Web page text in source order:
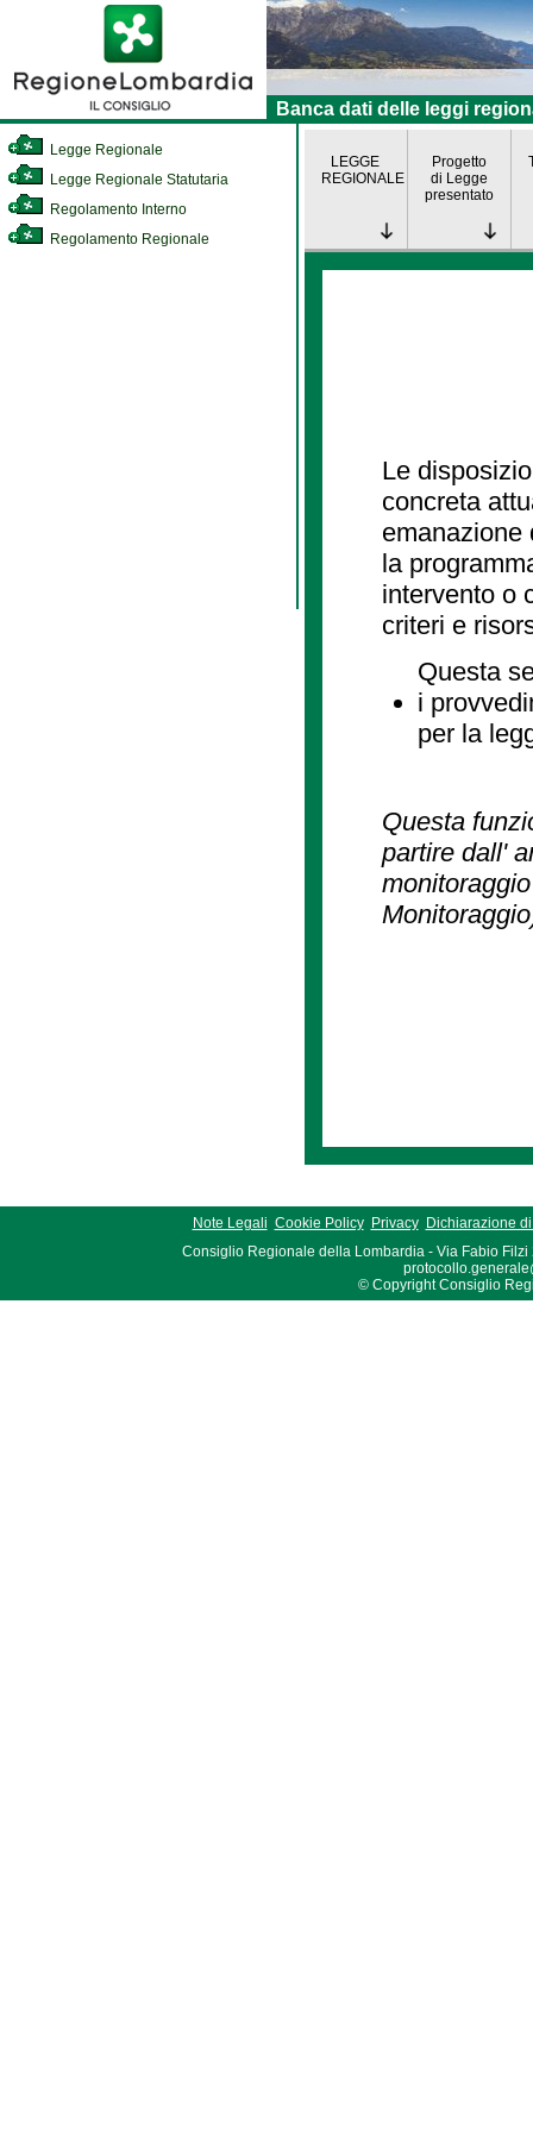
Banca dati delle leggi
Legge Regionale
Legge Regionale Statutaria
Regolamento Interno
Regolamento Regionale
LEGGE
REGIONALE
Progetto
di Legge
presentato
Le
concreta
emanazione
la
intervento o
criteri e
Questa
i
per la
Questa
partire dall'
Note Legali Cookie Policy Privacy
Dichiarazione
Consiglio Regionale della Lombardia - Via Fabio Filzi
© Copyright Consiglio